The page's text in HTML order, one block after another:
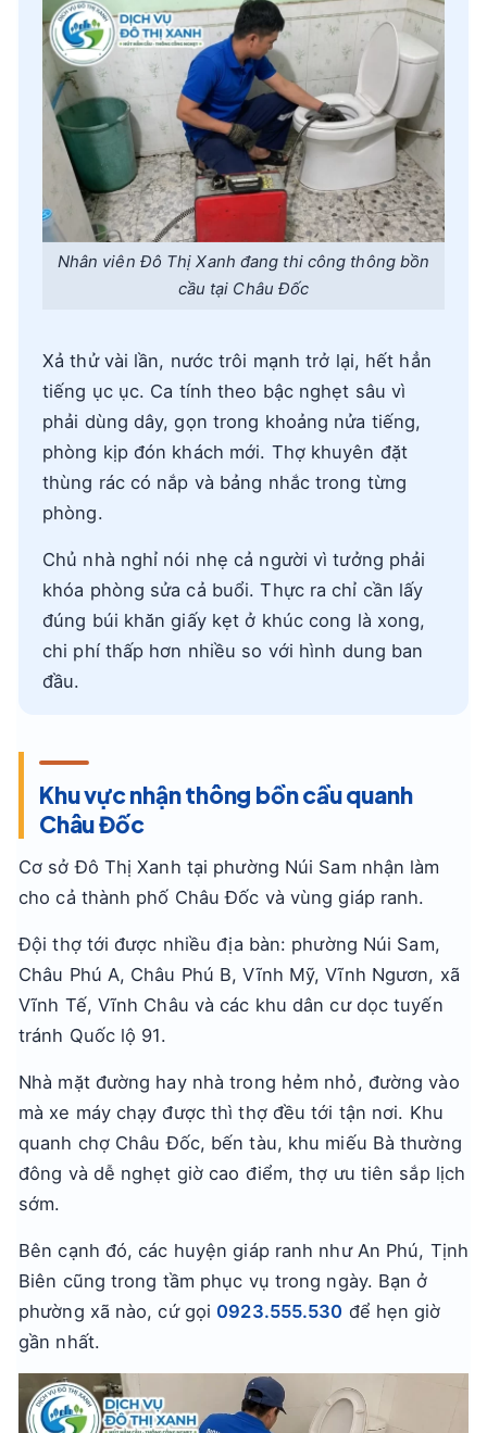
Nhân viên Đô Thị Xanh đang thi công thông bồn
cầu tại Châu Đốc
Xả thử vài lần, nước trôi mạnh trở lại, hết hẳn
tiếng ục ục. Ca tính theo bậc nghẹt sâu vì
phải dùng dây, gọn trong khoảng nửa tiếng,
phòng kịp đón khách mới. Thợ khuyên đặt
thùng rác có nắp và bảng nhắc trong từng
phòng.
Chủ nhà nghỉ nói nhẹ cả người vì tưởng phải
khóa phòng sửa cả buổi. Thực ra chỉ cần lấy
đúng búi khăn giấy kẹt ở khúc cong là xong,
chi phí thấp hơn nhiều so với hình dung ban
đầu.
Khu vực nhận thông bồn cầu quanh
Châu Đốc
Cơ sở Đô Thị Xanh tại phường Núi Sam nhận làm
cho cả thành phố Châu Đốc và vùng giáp ranh.
Đội thợ tới được nhiều địa bàn: phường Núi Sam,
Châu Phú A, Châu Phú B, Vĩnh Mỹ, Vĩnh Ngươn, xã
Vĩnh Tế, Vĩnh Châu và các khu dân cư dọc tuyến
tránh Quốc lộ 91.
Nhà mặt đường hay nhà trong hẻm nhỏ, đường vào
mà xe máy chạy được thì thợ đều tới tận nơi. Khu
quanh chợ Châu Đốc, bến tàu, khu miếu Bà thường
đông và dễ nghẹt giờ cao điểm, thợ ưu tiên sắp lịch
sớm.
Bên cạnh đó, các huyện giáp ranh như An Phú, Tịnh
Biên cũng trong tầm phục vụ trong ngày. Bạn ở
phường xã nào, cứ gọi 0923.555.530 để hẹn giờ
gần nhất.